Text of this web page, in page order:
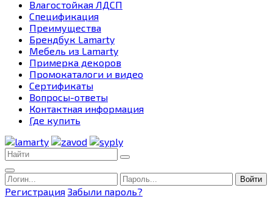
Влагостойкая ЛДСП
Спецификация
Преимущества
Брендбук Lamarty
Мебель из Lamarty
Примерка декоров
Промокаталоги и видео
Сертификаты
Вопросы-ответы
Контактная информация
Где купить
Войти
Регистрация Забыли пароль?